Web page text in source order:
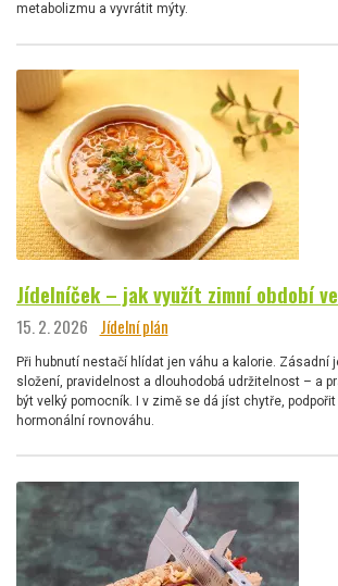
metabolizmu a vyvrátit mýty.
Jídelníček – jak využít zimní období
15. 2. 2026 Jídelní plán
Při hubnutí nestačí hlídat jen váhu a kalorie. Zásadní
složení, pravidelnost a dlouhodobá udržitelnost – a
být velký pomocník. I v zimě se dá jíst chytře,
hormonální rovnováhu.